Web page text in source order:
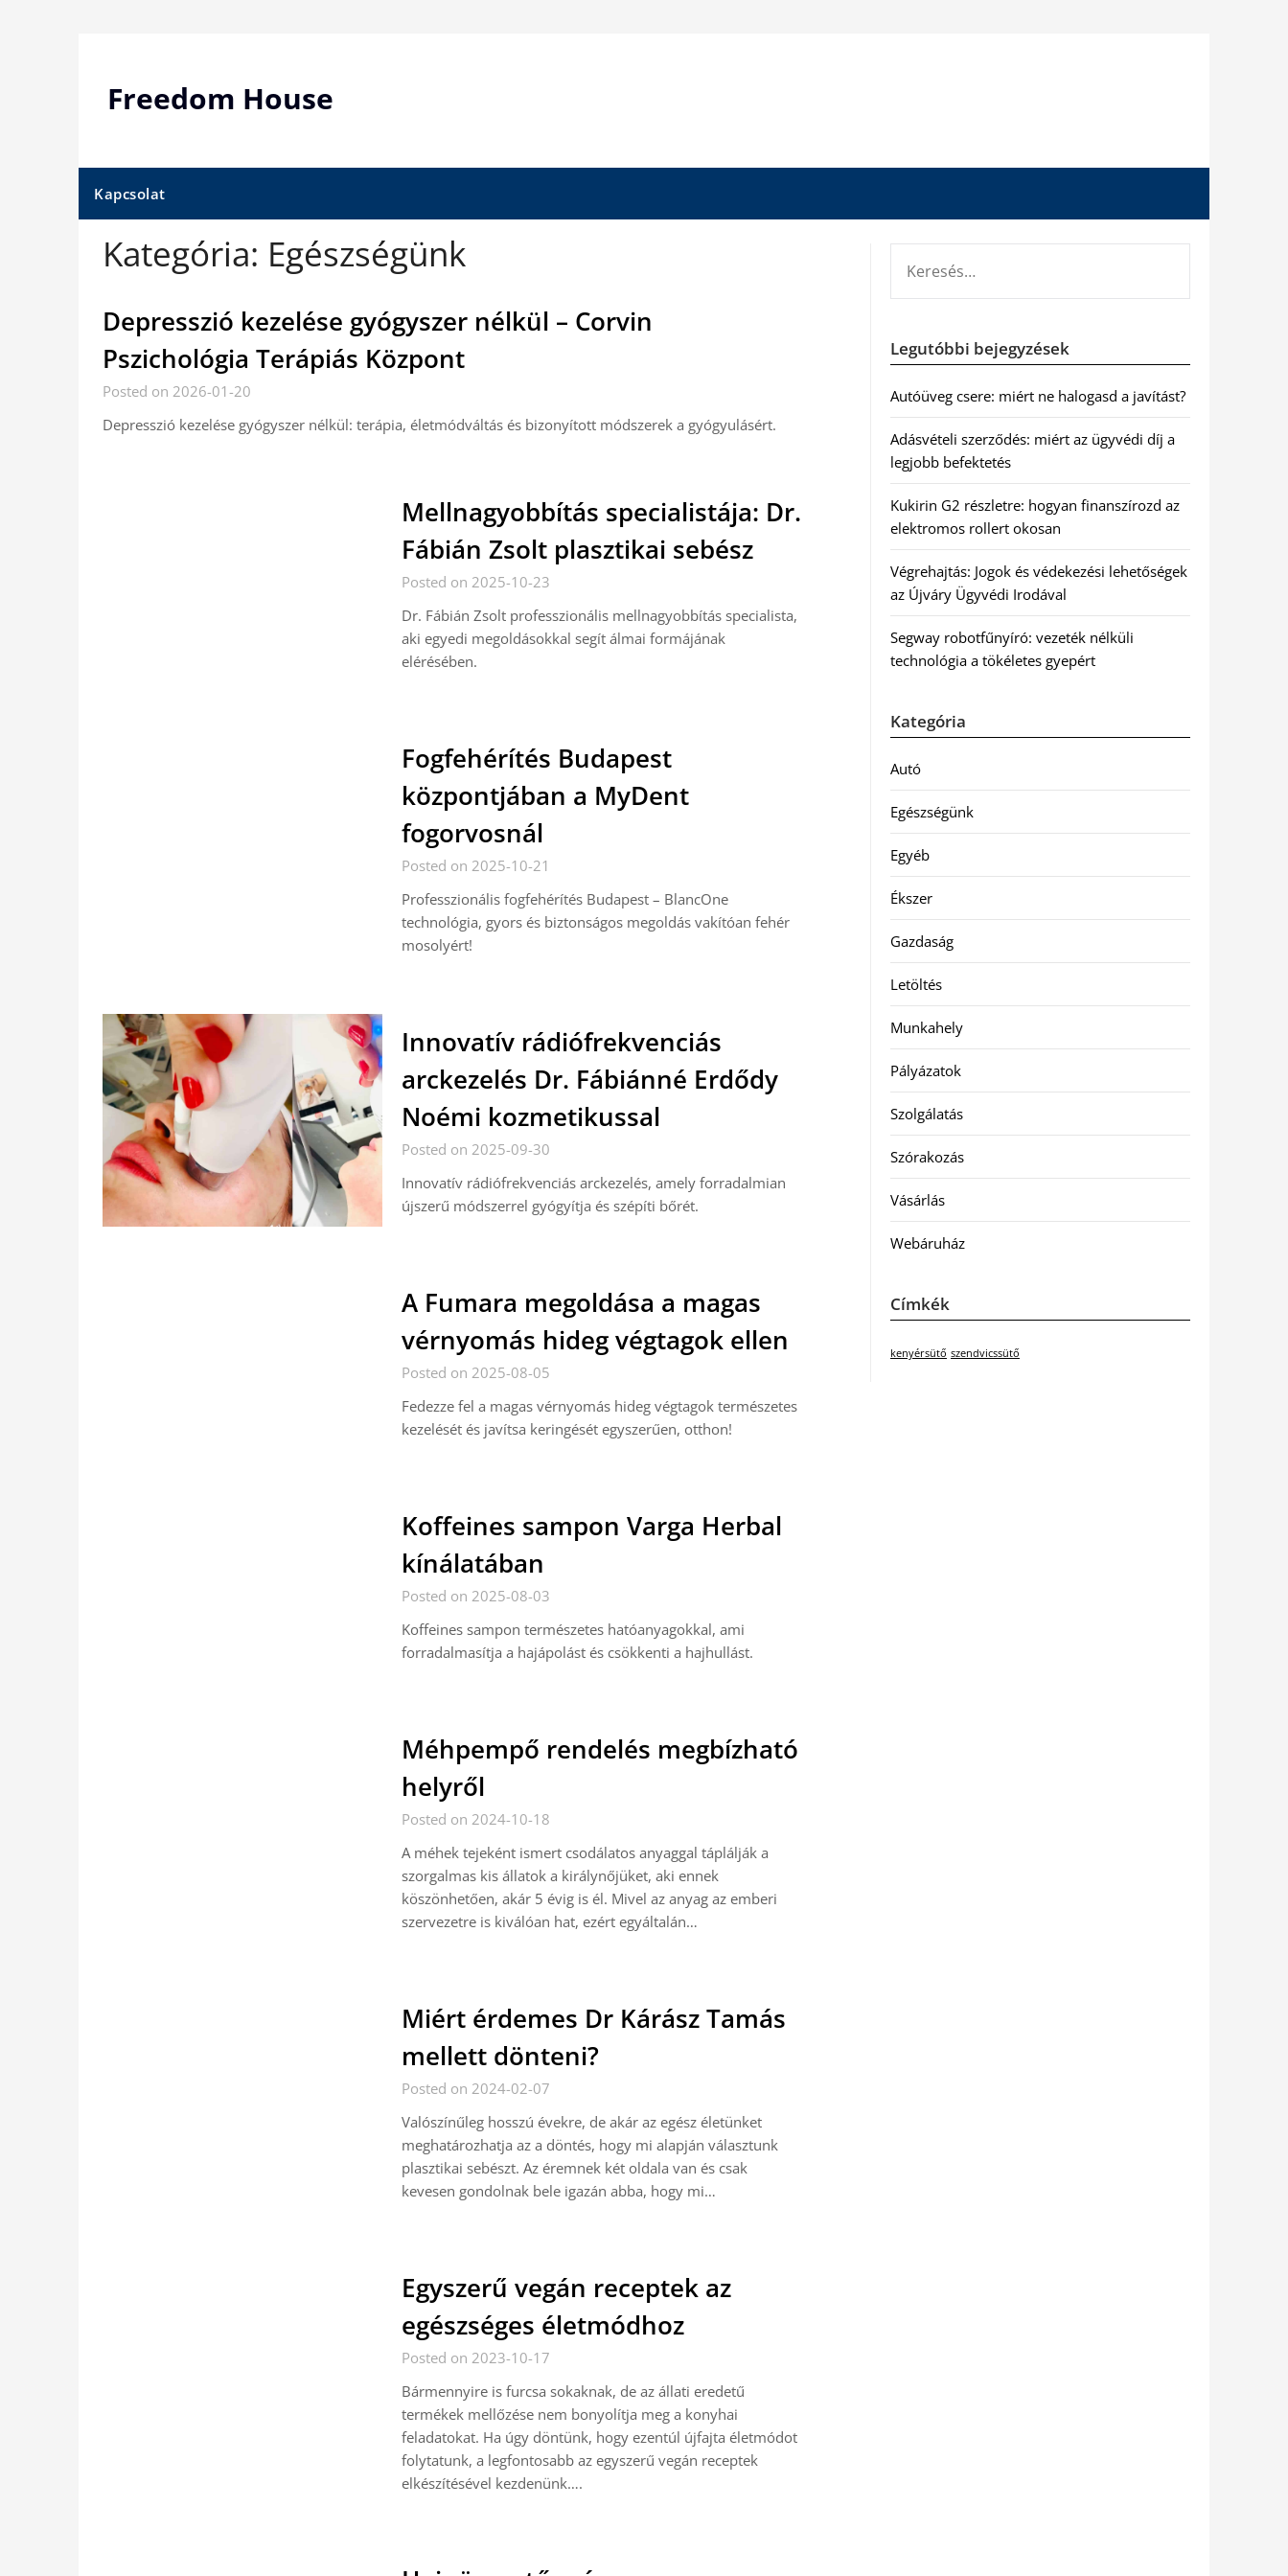
Freedom House
Kapcsolat
Kategória: Egészségünk
Depresszió kezelése gyógyszer nélkül – Corvin
Pszichológia Terápiás Központ
Posted on 2026-01-20
Depresszió kezelése gyógyszer nélkül: terápia, életmódváltás és bizonyított módszerek a gyógyulásért.
Mellnagyobbítás specialistája: Dr.
Fábián Zsolt plasztikai sebész
Posted on 2025-10-23
Dr. Fábián Zsolt professzionális mellnagyobbítás specialista,
aki egyedi megoldásokkal segít álmai formájának
elérésében.
Fogfehérítés Budapest
központjában a MyDent
fogorvosnál
Posted on 2025-10-21
Professzionális fogfehérítés Budapest – BlancOne
technológia, gyors és biztonságos megoldás vakítóan fehér
mosolyért!
Innovatív rádiófrekvenciás
arckezelés Dr. Fábiánné Erdődy
Noémi kozmetikussal
Posted on 2025-09-30
Innovatív rádiófrekvenciás arckezelés, amely forradalmian
újszerű módszerrel gyógyítja és szépíti bőrét.
A Fumara megoldása a magas
vérnyomás hideg végtagok ellen
Posted on 2025-08-05
Fedezze fel a magas vérnyomás hideg végtagok természetes
kezelését és javítsa keringését egyszerűen, otthon!
Koffeines sampon Varga Herbal
kínálatában
Posted on 2025-08-03
Koffeines sampon természetes hatóanyagokkal, ami
forradalmasítja a hajápolást és csökkenti a hajhullást.
Méhpempő rendelés megbízható
helyről
Posted on 2024-10-18
A méhek tejeként ismert csodálatos anyaggal táplálják a
szorgalmas kis állatok a királynőjüket, aki ennek
köszönhetően, akár 5 évig is él. Mivel az anyag az emberi
szervezetre is kiválóan hat, ezért egyáltalán…
Miért érdemes Dr Kárász Tamás
mellett dönteni?
Posted on 2024-02-07
Valószínűleg hosszú évekre, de akár az egész életünket
meghatározhatja az a döntés, hogy mi alapján választunk
plasztikai sebészt. Az éremnek két oldala van és csak
kevesen gondolnak bele igazán abba, hogy mi…
Egyszerű vegán receptek az
egészséges életmódhoz
Posted on 2023-10-17
Bármennyire is furcsa sokaknak, de az állati eredetű
termékek mellőzése nem bonyolítja meg a konyhai
feladatokat. Ha úgy döntünk, hogy ezentúl újfajta életmódot
folytatunk, a legfontosabb az egyszerű vegán receptek
elkészítésével kezdenünk….
Legutóbbi bejegyzések
Autóüveg csere: miért ne halogasd a javítást?
Adásvételi szerződés: miért az ügyvédi díj a
legjobb befektetés
Kukirin G2 részletre: hogyan finanszírozd az
elektromos rollert okosan
Végrehajtás: Jogok és védekezési lehetőségek
az Újváry Ügyvédi Irodával
Segway robotfűnyíró: vezeték nélküli
technológia a tökéletes gyepért
Kategória
Autó
Egészségünk
Egyéb
Ékszer
Gazdaság
Letöltés
Munkahely
Pályázatok
Szolgálatás
Szórakozás
Vásárlás
Webáruház
Címkék
kenyérsütő szendvicssütő